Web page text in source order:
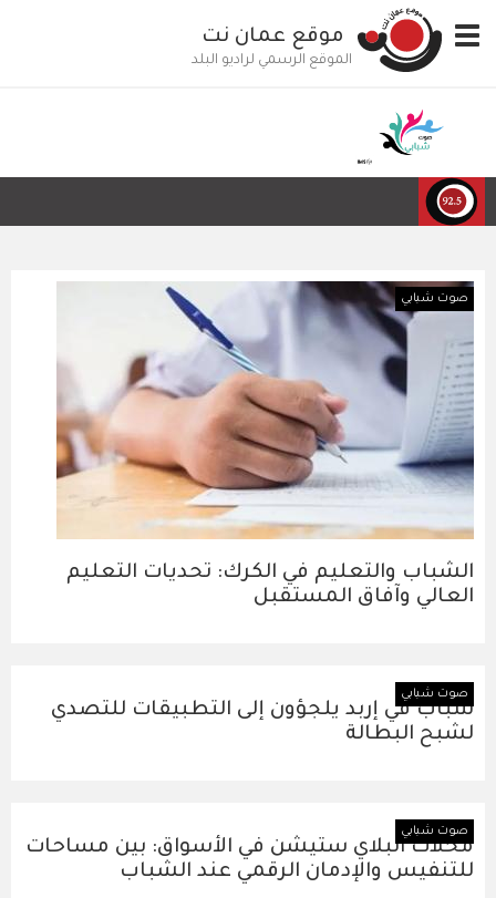
إلى
المحتوى
Toggle
navigation
موقع عمان نت
الموقع الرسمي لراديو البلد
صوت شبابي
الشباب والتعليم في الكرك: تحديات التعليم
العالي وآفاق المستقبل
صوت شبابي
شباب في إربد يلجؤون إلى التطبيقات للتصدي
لشبح البطالة
صوت شبابي
محلات البلاي ستيشن في الأسواق: بين مساحات
للتنفيس والإدمان الرقمي عند الشباب